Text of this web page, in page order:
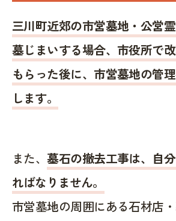
三川町近郊の市営墓地・公営
墓じまいする場合、市役所で
もらった後に、市営墓地の管
します。
また、墓石の撤去工事は、自
ればなりません。
市営墓地の周囲にある石材店